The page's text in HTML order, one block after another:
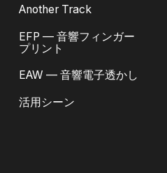
Another Track
EFP — 音響フィンガー
プリント
EAW — 音響電子透かし
活用シーン